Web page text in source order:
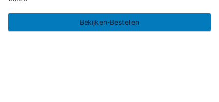
Bekijken-Bestellen